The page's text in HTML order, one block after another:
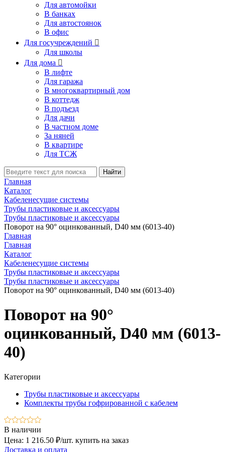
Для автомойки
В банках
Для автостоянок
В офис
Для госучреждений 
Для школы
Для дома 
В лифте
Для гаража
В многоквартирный дом
В коттедж
В подъезд
Для дачи
В частном доме
За няней
В квартире
Для ТСЖ
Найти
Главная
Каталог
Кабеленесущие системы
Трубы пластиковые и аксессуары
Трубы пластиковые и аксессуары
Поворот на 90° оцинкованный, D40 мм (6013-40)
Главная
Главная
Каталог
Кабеленесущие системы
Трубы пластиковые и аксессуары
Трубы пластиковые и аксессуары
Поворот на 90° оцинкованный, D40 мм (6013-40)
Поворот на 90°
оцинкованный, D40 мм (6013-
40)
Категории
Трубы пластиковые и аксессуары
Комплекты трубы гофрированной с кабелем
В наличии
Цена: 1 216.50 ₽/шт. купить на заказ
Доставка и оплата